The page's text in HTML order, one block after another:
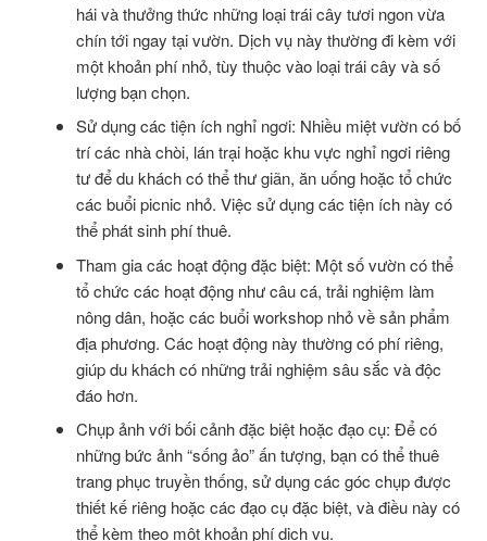
hái và thưởng thức những loại trái cây tươi ngon vừa
chín tới ngay tại vườn. Dịch vụ này thường đi kèm với
một khoản phí nhỏ, tùy thuộc vào loại trái cây và số
lượng bạn chọn.
Sử dụng các tiện ích nghỉ ngơi: Nhiều miệt vườn có bố
trí các nhà chòi, lán trại hoặc khu vực nghỉ ngơi riêng
tư để du khách có thể thư giãn, ăn uống hoặc tổ chức
các buổi picnic nhỏ. Việc sử dụng các tiện ích này có
thể phát sinh phí thuê.
Tham gia các hoạt động đặc biệt: Một số vườn có thể
tổ chức các hoạt động như câu cá, trải nghiệm làm
nông dân, hoặc các buổi workshop nhỏ về sản phẩm
địa phương. Các hoạt động này thường có phí riêng,
giúp du khách có những trải nghiệm sâu sắc và độc
đáo hơn.
Chụp ảnh với bối cảnh đặc biệt hoặc đạo cụ: Để có
những bức ảnh “sống ảo” ấn tượng, bạn có thể thuê
trang phục truyền thống, sử dụng các góc chụp được
thiết kế riêng hoặc các đạo cụ đặc biệt, và điều này có
thể kèm theo một khoản phí dịch vụ.